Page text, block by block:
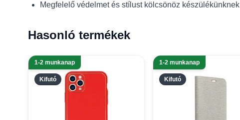
Megfelelő védelmet és stílust kölcsönöz készülékünknek
Hasonló termékek
Kifutó
1-2 munkanap
Kifutó
1-2 munkanap